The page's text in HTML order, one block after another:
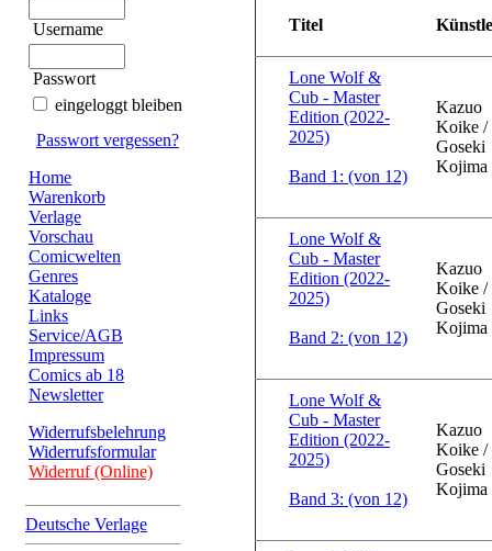
Username
Passwort
eingeloggt bleiben
Passwort vergessen?
Home
Warenkorb
Verlage
Vorschau
Comicwelten
Genres
Kataloge
Links
Service/AGB
Impressum
Comics ab 18
Newsletter
Widerrufsbelehrung
Widerrufsformular
Widerruf (Online)
Deutsche Verlage
Titel
Lone Wolf &
Cub - Master
Edition (2022-
2025)
Band 1: (von 12)
Kazuo
Koike /
Goseki
Kojima
Lone Wolf &
Cub - Master
Edition (2022-
2025)
Band 2: (von 12)
Kazuo
Koike /
Goseki
Kojima
Lone Wolf &
Cub - Master
Edition (2022-
2025)
Band 3: (von 12)
Kazuo
Koike /
Goseki
Kojima